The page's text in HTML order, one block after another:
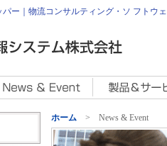
ー｜物流コンサルティング・ソ フトウ
ホーム > News & Event